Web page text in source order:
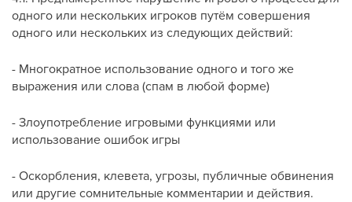
одного или нескольких игроков путём совершения
одного или нескольких из следующих действий:
- Многократное использование одного и того же
выражения или слова (спам в любой форме)
- Злоупотребление игровыми функциями или
использование ошибок игры
- Оскорбления, клевета, угрозы, публичные обвинения
или другие сомнительные комментарии и действия.